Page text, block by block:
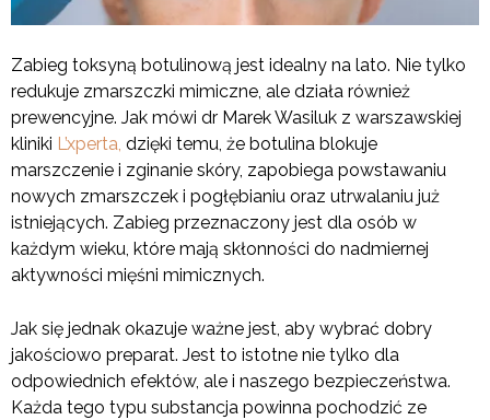
Zabieg toksyną botulinową jest idealny na lato. Nie tylko
redukuje zmarszczki mimiczne, ale działa również
prewencyjne. Jak mówi dr Marek Wasiluk z warszawskiej
kliniki L’xperta, dzięki temu, że botulina blokuje
marszczenie i zginanie skóry, zapobiega powstawaniu
nowych zmarszczek i pogłębianiu oraz utrwalaniu już
istniejących. Zabieg przeznaczony jest dla osób w
każdym wieku, które mają skłonności do nadmiernej
aktywności mięśni mimicznych.
Jak się jednak okazuje ważne jest, aby wybrać dobry
jakościowo preparat. Jest to istotne nie tylko dla
odpowiednich efektów, ale i naszego bezpieczeństwa.
Każda tego typu substancja powinna pochodzić ze